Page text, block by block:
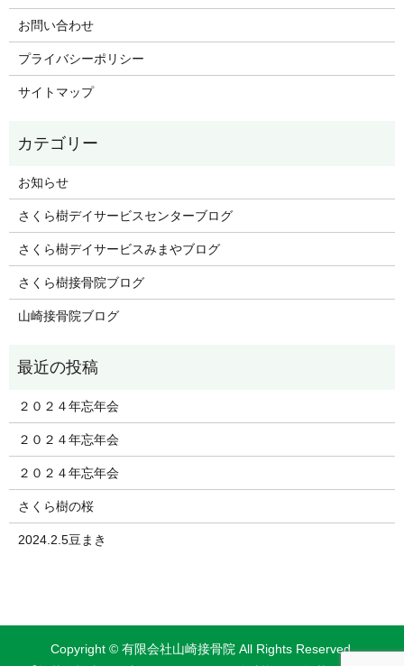
お問い合わせ
プライバシーポリシー
サイトマップ
お知らせ
さくら樹デイサービスセンターブログ
さくら樹デイサービスみまやブログ
さくら樹接骨院ブログ
山崎接骨院ブログ
２０２４年忘年会
２０２４年忘年会
２０２４年忘年会
さくら樹の桜
2024.2.5豆まき
Copyright © 有限会社山崎接骨院 All Rights Reserved.